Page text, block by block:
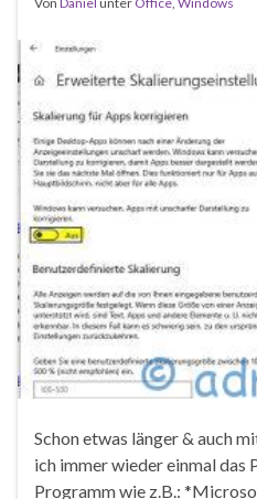
Schon etwas länger & auch
ich immer wieder einmal das
Programm wie z.B.: